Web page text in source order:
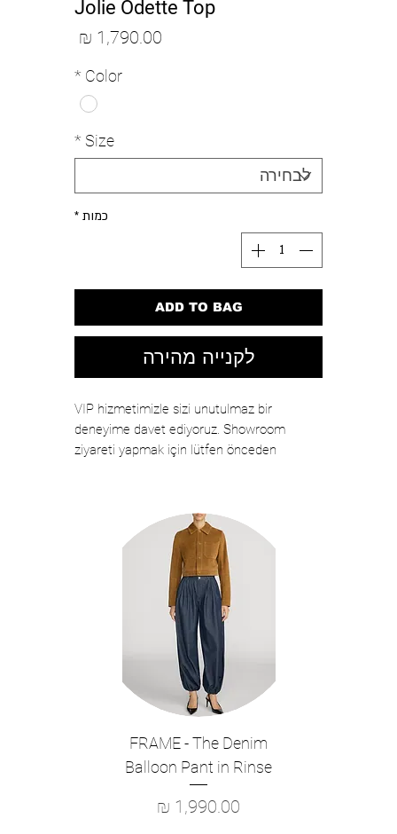
Jolie Odette Top
Color
*
Size
*
כמות *
ADD TO BAG
לקנייה מהירה
VIP hizmetimizle sizi unutulmaz bir
deneyime davet ediyoruz. Showroom
ziyareti yapmak için lütfen önceden
FRAME - The Denim
Balloon Pant in Rinse
מחיר